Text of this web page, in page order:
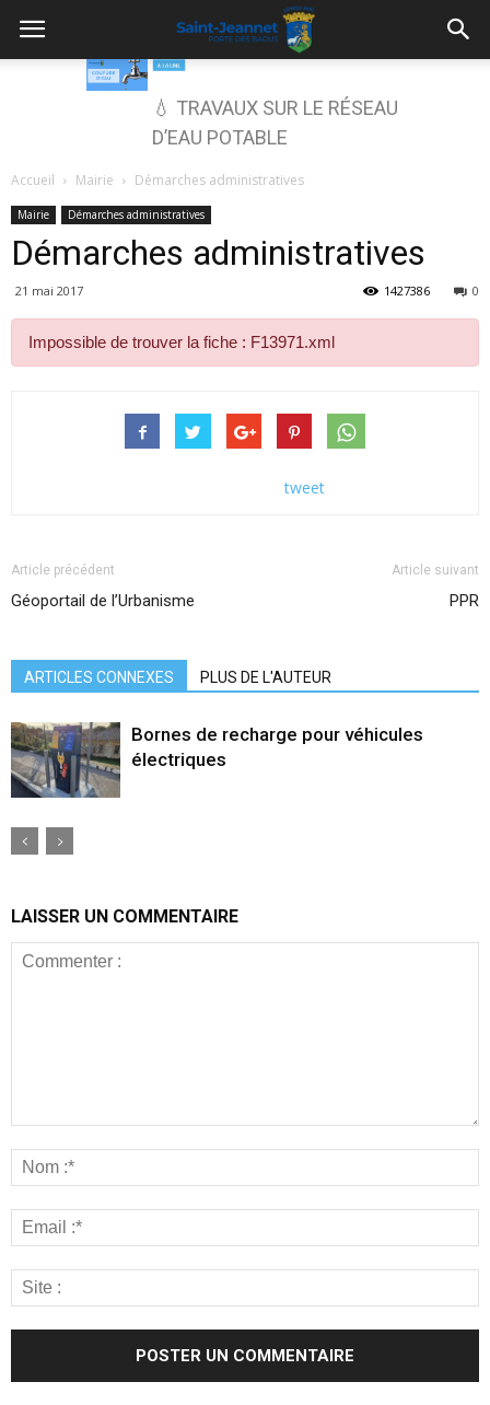
💧 TRAVAUX SUR LE RÉSEAU
D’EAU POTABLE
Accueil Mairie Démarches administratives
Mairie Démarches administratives
Démarches administratives
21 mai 2017 0
1427386
Impossible de trouver la fiche : F13971.xml
tweet
Article précédent
Géoportail de l’Urbanisme
Article suivant
PPR
ARTICLES CONNEXES PLUS DE L'AUTEUR
Bornes de recharge pour véhicules
électriques
LAISSER UN COMMENTAIRE